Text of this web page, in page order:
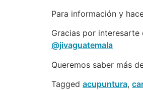
Para información y
Gracias por
@jivaguatemala
Queremos saber más
Tagged acupuntura,